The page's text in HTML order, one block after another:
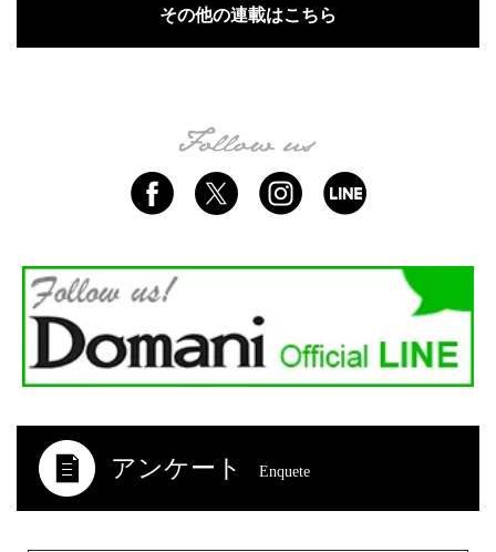
その他の連載はこちら
アンケート Enquete